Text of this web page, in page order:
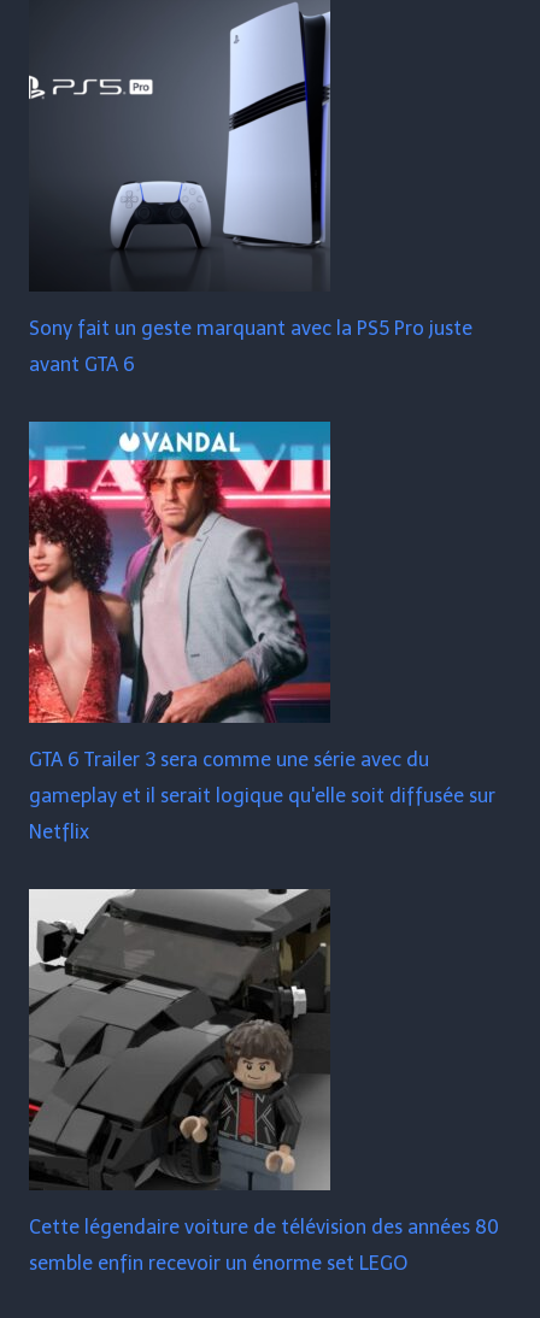
Sony fait un geste marquant avec la PS5 Pro juste
avant GTA 6
GTA 6 Trailer 3 sera comme une série avec du
gameplay et il serait logique qu'elle soit diffusée sur
Netflix
Cette légendaire voiture de télévision des années 80
semble enfin recevoir un énorme set LEGO